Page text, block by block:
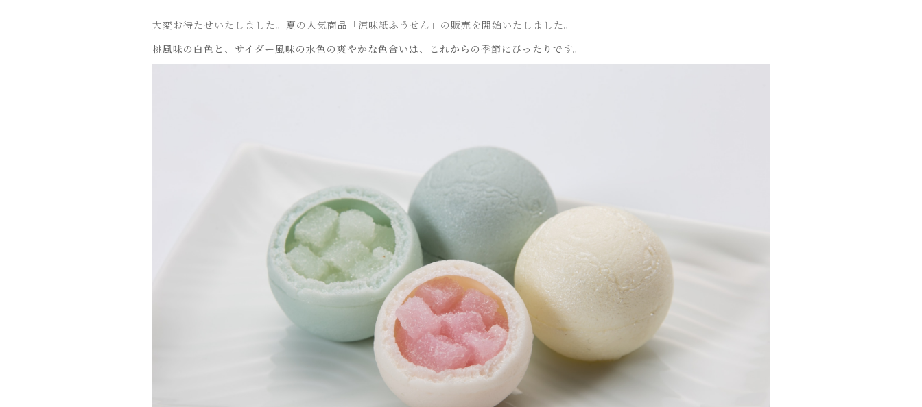
大変お待たせいたしました。夏の人気商品「涼味紙ふうせん」の販売を開始いたしました。
桃風味の白色と、サイダー風味の水色の爽やかな色合いは、これからの季節にぴったりです。